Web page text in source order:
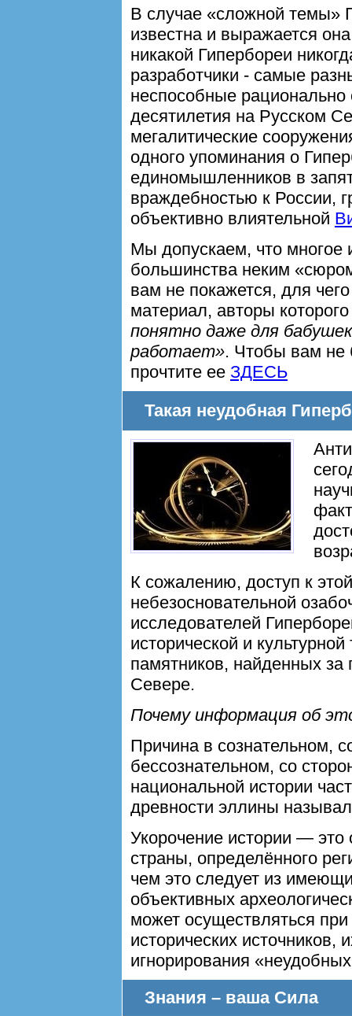
В случае «сложной темы»
известна и выражается
никакой Гипербореи
разработчики - самые
неспособные
десятилетия на Русском
мегалитические
одного упоминания о
единомышленников в
враждебностью к России,
объективно влиятельной
Мы допускаем, что многое
большинства неким
вам не покажется, для
материал, авторы
понятно даже для
работает». Чтобы вам не
прочтите еe ЗДЕСЬ
Такая неудобная
К сожалению, доступ к
небезосновательной
исследователей
исторической и
памятников, найденных за
Севере.
Почему информация об
Причина в сознательном,
бессознательном, со
национальной истории
древности эллины
Укорочение истории — это
страны, определённого
чем это следует из
объективных
может осуществляться
исторических
игнорирования
Знания – ваша Сила